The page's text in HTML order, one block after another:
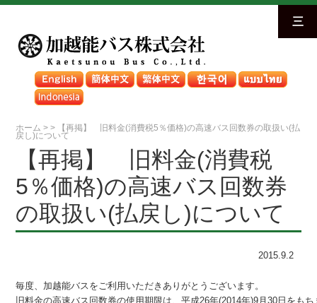
三
ホーム >>
【再掲】 旧料金(消費税5％価格)の高速バス回数券の取扱い(払
戻し)について
【再掲】 旧料金(消費税
5％価格)の高速バス回数券
の取扱い(払戻し)について
2015.9.2
毎度、加越能バスをご利用いただきありがとうございます。
旧料金の高速バス回数券の使用期限は、平成26年(2014年)9月30日をも